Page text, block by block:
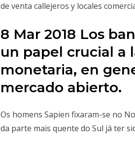
de venta callejeros y locales
8 Mar 2018 Los
un papel crucial a
monetaria, en
mercado abierto.
Os homens Sapien fixaram-se no
da parte mais quente do Sul já ter